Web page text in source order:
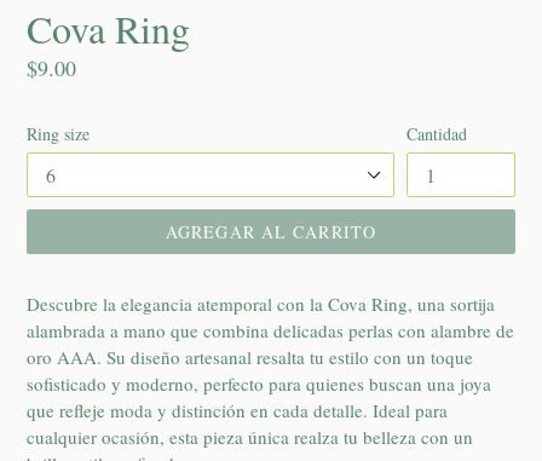
Cova Ring
Precio
$9.00
Ring size Cantidad
AGREGAR AL CARRITO
Descubre la elegancia atemporal con la Cova Ring, una sortija
alambrada a mano que combina delicadas perlas con alambre de
oro AAA. Su diseño artesanal resalta tu estilo con un toque
sofisticado y moderno, perfecto para quienes buscan una joya
que refleje moda y distinción en cada detalle. Ideal para
cualquier ocasión, esta pieza única realza tu belleza con un